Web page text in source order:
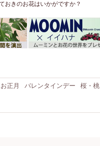
おきのお花はいかがですか？
お正月 バレンタインデー 桜・桃